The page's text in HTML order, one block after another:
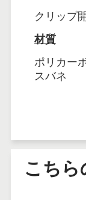
クリップ
材質
ポリカー
スバネ
こちら